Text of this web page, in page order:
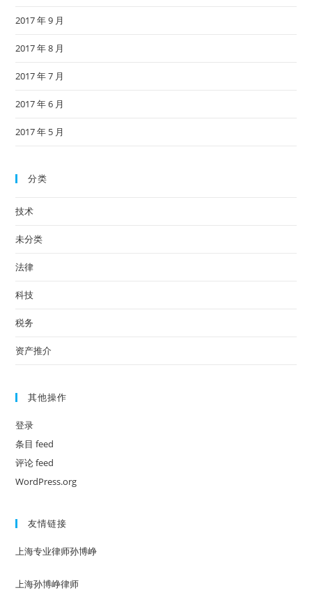
2017 年 9 月
2017 年 8 月
2017 年 7 月
2017 年 6 月
2017 年 5 月
分类
技术
未分类
法律
科技
税务
资产推介
其他操作
登录
条目 feed
评论 feed
WordPress.org
友情链接
上海专业律师孙博峥
上海孙博峥律师